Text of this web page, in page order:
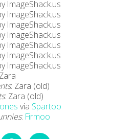
: Zara (old)
: Zara (old)
via Spartoo
: Firmoo